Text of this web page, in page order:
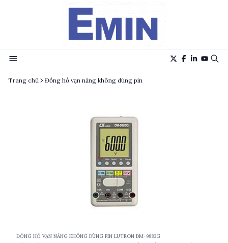
Trang chủ Đồng hồ vạn năng không dùng pin
ĐỒNG HỒ VẠN NĂNG KHÔNG DÙNG PIN LUTRON DM-9983G